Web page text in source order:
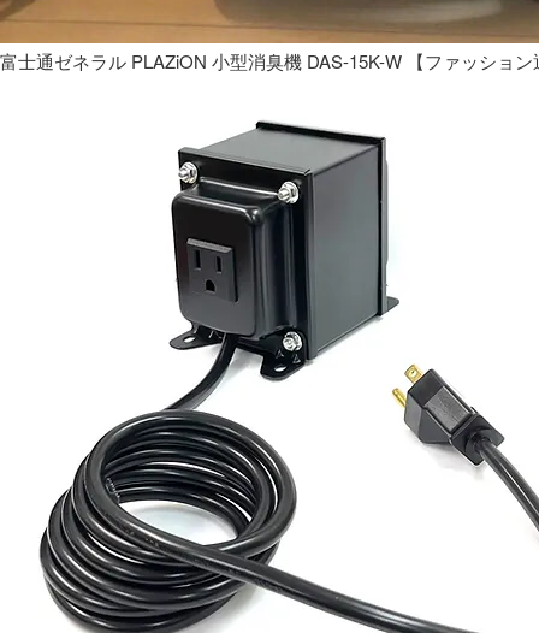
富士通ゼネラル PLAZiON 小型消臭機 DAS-15K-W 【ファッション